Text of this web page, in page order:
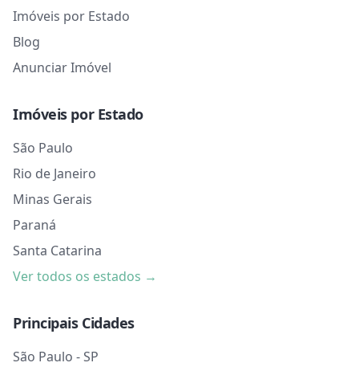
Imóveis por Estado
Blog
Anunciar Imóvel
Imóveis por Estado
São Paulo
Rio de Janeiro
Minas Gerais
Paraná
Santa Catarina
Ver todos os estados →
Principais Cidades
São Paulo - SP